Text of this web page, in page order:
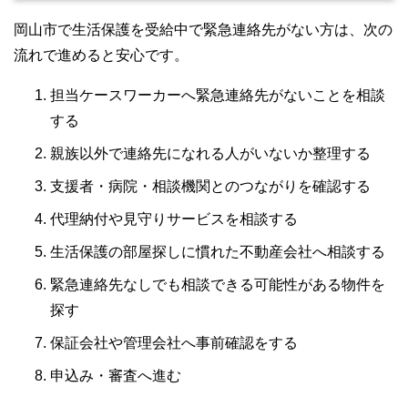
岡山市で生活保護を受給中で緊急連絡先がない方は、次の
流れで進めると安心です。
担当ケースワーカーへ緊急連絡先がないことを相談
する
親族以外で連絡先になれる人がいないか整理する
支援者・病院・相談機関とのつながりを確認する
代理納付や見守りサービスを相談する
生活保護の部屋探しに慣れた不動産会社へ相談する
緊急連絡先なしでも相談できる可能性がある物件を
探す
保証会社や管理会社へ事前確認をする
申込み・審査へ進む